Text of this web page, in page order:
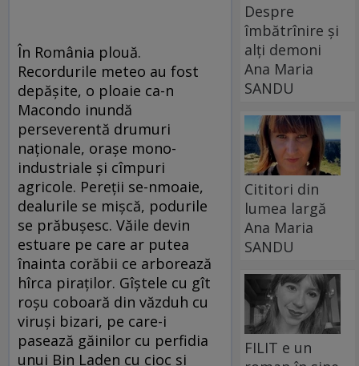
În România plouă.
Recordurile meteo au fost
depăşite, o ploaie ca-n
Macondo inundă
perseverentă drumuri
naţionale, oraşe mono-
industriale şi cîmpuri
agricole. Pereţii se-nmoaie,
dealurile se mişcă, podurile
se prăbuşesc. Văile devin
estuare pe care ar putea
înainta corăbii ce arborează
hîrca piraţilor. Gîştele cu gît
roşu coboară din văzduh cu
viruşi bizari, pe care-i
pasează găinilor cu perfidia
unui Bin Laden cu cioc şi
Despre
îmbătrînire și
alți demoni
Ana Maria
SANDU
Cititori din
lumea largă
Ana Maria
SANDU
FILIT e un